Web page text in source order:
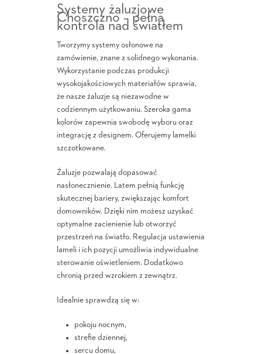
Systemy żaluzjowe
Choszczno – pełna
kontrola nad światłem
Tworzymy systemy osłonowe na
zamówienie, znane z solidnego wykonania.
Wykorzystanie podczas produkcji
wysokojakościowych materiałów sprawia,
że nasze żaluzje są niezawodne w
codziennym użytkowaniu. Szeroka gama
kolorów zapewnia swobodę wyboru oraz
integrację z designem. Oferujemy lamelki
szczotkowane.
Żaluzje pozwalają dopasować
nasłonecznienie. Latem pełnią funkcję
skutecznej bariery, zwiększając komfort
domowników. Dzięki nim możesz uzyskać
optymalne zacienienie lub otworzyć
przestrzeń na światło. Regulacja ustawienia
lameli i ich pozycji umożliwia indywidualne
sterowanie oświetleniem. Dodatkowo
chronią przed wzrokiem z zewnątrz.
Idealnie sprawdzą się w:
pokoju nocnym,
strefie dziennej,
sercu domu,